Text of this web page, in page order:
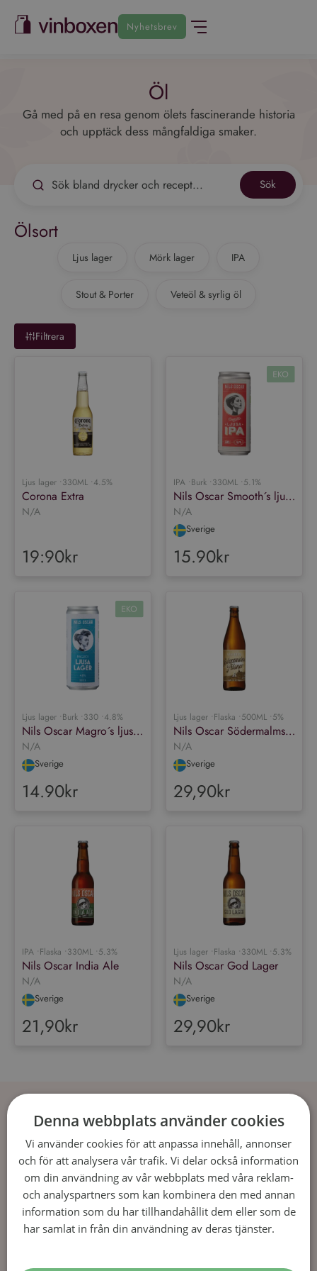
Nyhetsbrev
Öl
Gå med på en resa genom ölets fascinerande historia
och upptäck dess mångfaldiga smaker.
Sök
Ölsort
Ljus lager Mörk lager IPA
Stout & Porter Veteöl & syrlig öl
Filtrera
Ljus lager •330ML •4.5%
Corona Extra
N/A
19:90kr
IPA •Burk •330ML •5.1%
Nils Oscar Smooth´s ljusa IPA
N/A
Sverige
15.90kr
Ljus lager •Burk •330 •4.8%
Nils Oscar Magro´s ljusa lager
N/A
Sverige
14.90kr
Ljus lager •Flaska •500ML •5%
Nils Oscar Södermalmspilsner
N/A
Sverige
29,90kr
IPA •Flaska •330ML •5.3%
Nils Oscar India Ale
N/A
Sverige
21,90kr
Ljus lager •Flaska •330ML •5.3%
Nils Oscar God Lager
N/A
Sverige
29,90kr
Öl: en dryck med djupa rötter
Öl, en av mänsklighetens äldsta drycker, fortsätter
att vara en favorit över hela världen, från ljusa lager
till djupa stouts.
Ingredienser och bryggning
Denna webbplats använder cookies
Vi använder cookies för att anpassa innehåll, annonser
och för att analysera vår trafik. Vi delar också information
om din användning av vår webbplats med våra reklam-
och analyspartners som kan kombinera den med annan
information som du har tillhandahållit dem eller som de
har samlat in från din användning av deras tjänster.